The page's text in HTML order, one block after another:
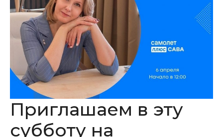
Приглашаем в эту
субботу на